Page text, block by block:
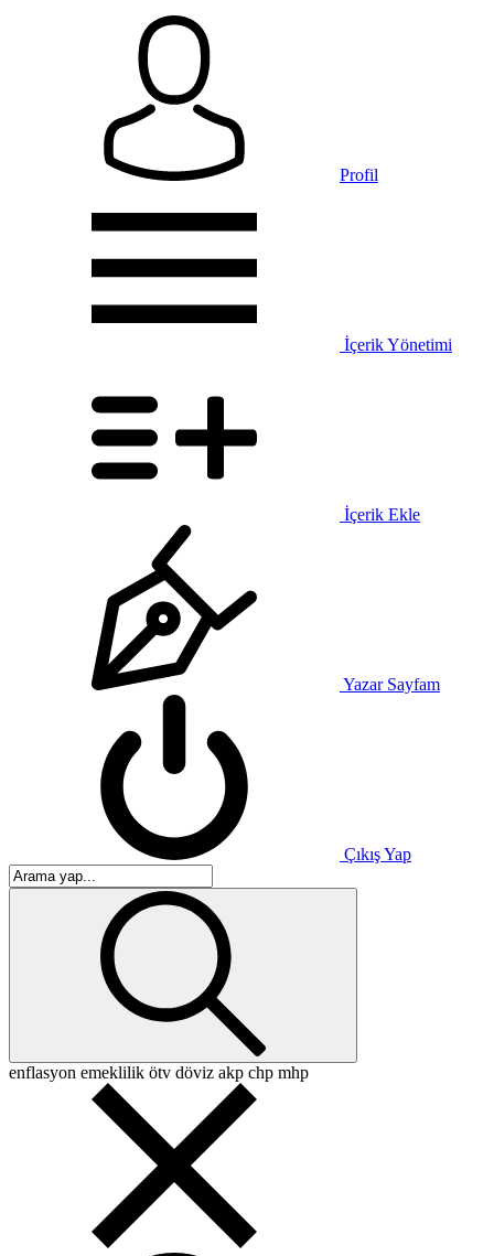
Profil
İçerik Yönetimi
İçerik Ekle
Yazar Sayfam
Çıkış Yap
enflasyon emeklilik ötv döviz akp chp mhp